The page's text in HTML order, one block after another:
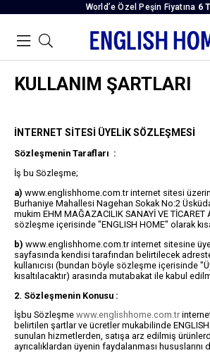
World’e Özel Peşin Fiyatına 6
KULLANIM ŞARTLARI
İNTERNET SİTESİ ÜYELİK SÖZLEŞMESİ
Sözleşmenin Tarafları :
İş bu Sözleşme;
a) www.englishhome.com.tr internet sitesi
Burhaniye Mahallesi Nagehan Sokak No:2
mukim EHM MAĞAZACILIK SANAYİ VE
sözleşme içerisinde "ENGLISH HOME" olarak
b) www.englishhome.com.tr internet sitesine
sayfasında kendisi tarafından belirtilecek
kullanıcısı (bundan böyle sözleşme içerisinde
kısaltılacaktır) arasında mutabakat ile kabul
2. Sözleşmenin Konusu :
İşbu Sözleşme www.englishhome.com.tr
belirtilen şartlar ve ücretler mukabilinde
sunulan hizmetlerden, satışa arz edilmiş
ayrıcalıklardan üyenin faydalanması hususlarını